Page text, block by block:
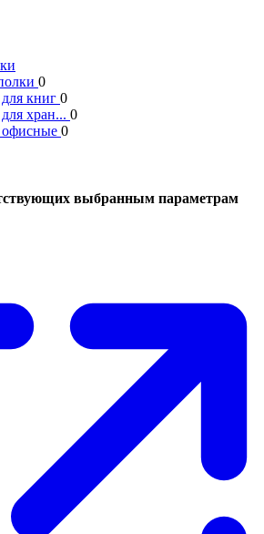
0
книг 0
хран... 0
0
выбранным параметрам